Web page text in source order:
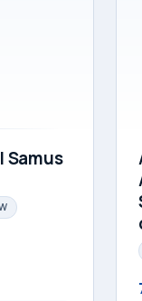
Samus